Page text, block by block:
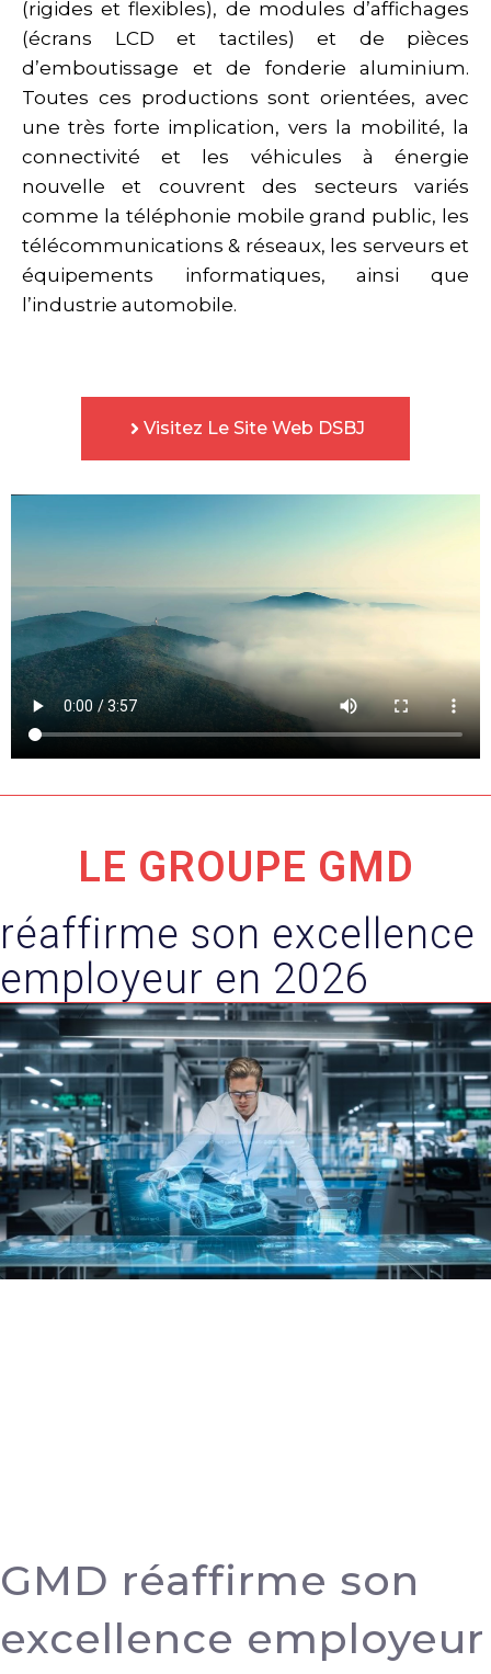
(rigides et flexibles), de modules d’affichages
(écrans LCD et tactiles) et de pièces
d’emboutissage et de fonderie aluminium.
Toutes ces productions sont orientées, avec
une très forte implication, vers la mobilité, la
connectivité et les véhicules à énergie
nouvelle et couvrent des secteurs variés
comme la téléphonie mobile grand public, les
télécommunications & réseaux, les serveurs et
équipements informatiques, ainsi que
l’industrie automobile.
Visitez Le Site Web DSBJ
LE GROUPE GMD
réaffirme son excellence
employeur en 2026
GMD réaffirme son
excellence employeur